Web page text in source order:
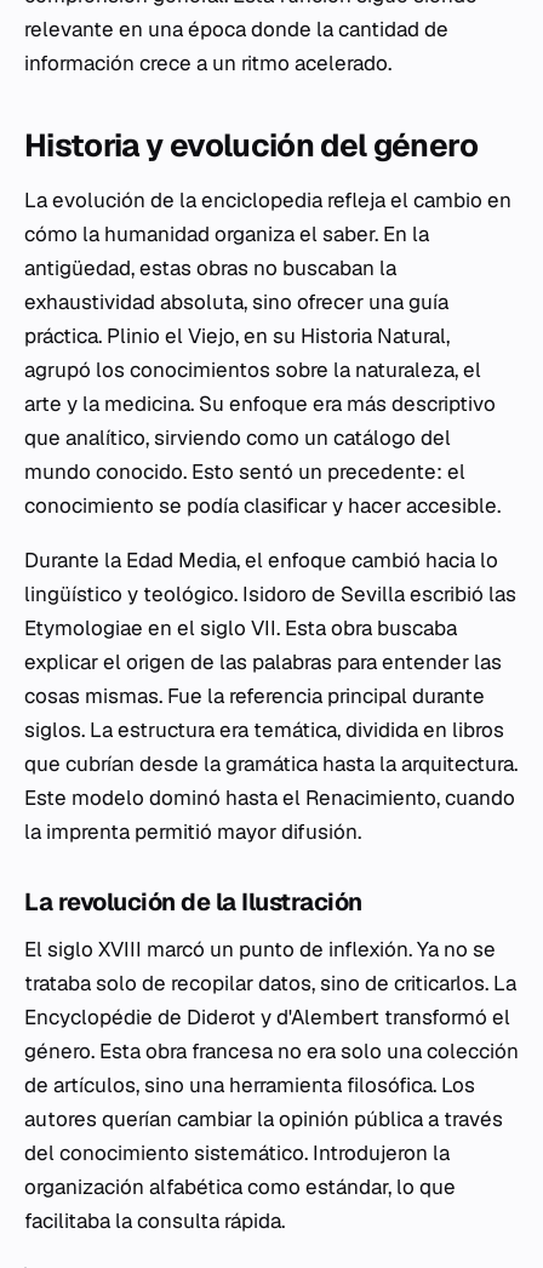
relevante en una época donde la cantidad de
información crece a un ritmo acelerado.
Historia y evolución del género
La evolución de la enciclopedia refleja el cambio en
cómo la humanidad organiza el saber. En la
antigüedad, estas obras no buscaban la
exhaustividad absoluta, sino ofrecer una guía
práctica. Plinio el Viejo, en su Historia Natural,
agrupó los conocimientos sobre la naturaleza, el
arte y la medicina. Su enfoque era más descriptivo
que analítico, sirviendo como un catálogo del
mundo conocido. Esto sentó un precedente: el
conocimiento se podía clasificar y hacer accesible.
Durante la Edad Media, el enfoque cambió hacia lo
lingüístico y teológico. Isidoro de Sevilla escribió las
Etymologiae en el siglo VII. Esta obra buscaba
explicar el origen de las palabras para entender las
cosas mismas. Fue la referencia principal durante
siglos. La estructura era temática, dividida en libros
que cubrían desde la gramática hasta la arquitectura.
Este modelo dominó hasta el Renacimiento, cuando
la imprenta permitió mayor difusión.
La revolución de la Ilustración
El siglo XVIII marcó un punto de inflexión. Ya no se
trataba solo de recopilar datos, sino de criticarlos. La
Encyclopédie de Diderot y d'Alembert transformó el
género. Esta obra francesa no era solo una colección
de artículos, sino una herramienta filosófica. Los
autores querían cambiar la opinión pública a través
del conocimiento sistemático. Introdujeron la
organización alfabética como estándar, lo que
facilitaba la consulta rápida.